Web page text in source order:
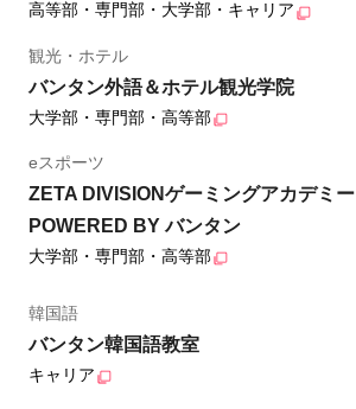
高等部・専門部・大学部・キャリア
観光・ホテル
バンタン外語＆ホテル観光学院
大学部・専門部・高等部
eスポーツ
ZETA DIVISIONゲーミングアカデミー
POWERED BY バンタン
大学部・専門部・高等部
韓国語
バンタン韓国語教室
キャリア